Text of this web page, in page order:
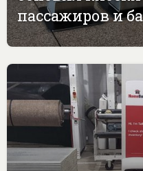
пассажиров и